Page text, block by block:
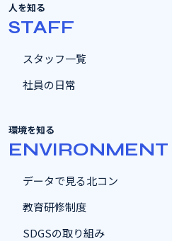
人を知る
STAFF
スタッフ一覧
社員の日常
環境を知る
ENVIRONMENT
データで見る北コン
教育研修制度
SDGSの取り組み